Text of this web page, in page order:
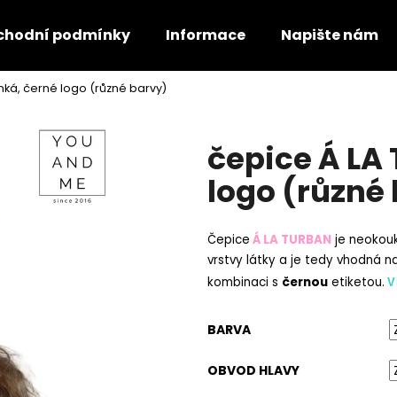
podmínky Informace Napište nám
černé logo (různé barvy)
čepice Á LA
logo
Čepice Á LA TURBAN je
vrstvy látky a je tedy vhodná
kombinaci s černou etiketou.
BARVA
OBVOD HLAVY
Co potřebujete najít?
HLEDAT